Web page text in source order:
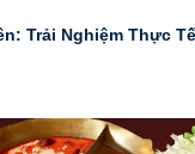
Trải Nghiệm Thực